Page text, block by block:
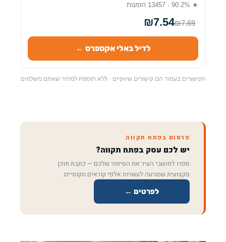
★ 90.2% · 13457 הזמנות
₪7.54₪7.69
לדיל באלי אקספרס ←
הקישורים בעמוד הם קישורים שיווקיים · ללא תוספת למחיר שאתם משלמים
פרסום בפתח תקווה
יש לכם עסק בפתח תקווה?
ספרו לתושבי העיר את הסיפור שלכם — כתבת תוכן
מקצועית שמגיעה לעשרות אלפי קוראים מקומיים.
לפרטים ←